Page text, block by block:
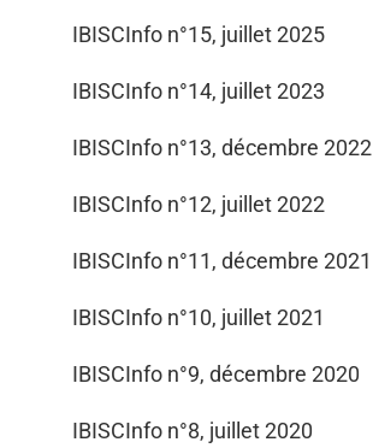
IBISCInfo n°15, juillet 2025
IBISCInfo n°14, juillet 2023
IBISCInfo n°13, décembre 2022
IBISCInfo n°12, juillet 2022
IBISCInfo n°11, décembre 2021
IBISCInfo n°10, juillet 2021
IBISCInfo n°9, décembre 2020
IBISCInfo n°8, juillet 2020